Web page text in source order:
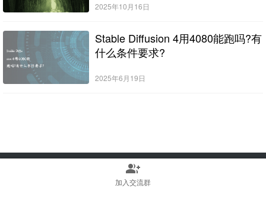
2025年10月16日
Stable Diffusion 4用4080能跑吗?有
什么条件要求?
2025年6月19日
Copyright © 2022-2025 Stable Diffusion中文网 版权所有
group_add
加入交流群